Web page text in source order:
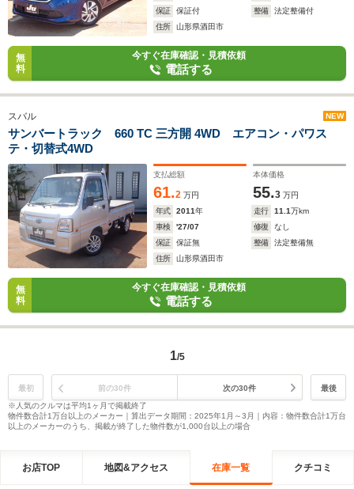
保証
保証付 整備
法定整備付
住所
山形県酒田市
無
料
今すぐ在庫確認・見積依頼
電話する
スバル NEW
サンバートラック 660 TC 三方開 4WD エアコン・パワス
テ・切替式4WD
支払総額
61.2 万円
本体価格
55.3 万円
年式
2011年 走行 11.1万km
車検
'27/07 修復
なし
保証
保証無 整備
法定整備無
住所
山形県酒田市
無
料
今すぐ在庫確認・見積依頼
電話する
1/5
最初 前の30件 次の30件
最後
※人気のクルマは平均1ヶ月で掲載終了
物件数合計1万台以上のメーカー｜算出データ期間：2025年1月～3月｜内容：物件数合計1万台
以上のメーカーのうち、掲載が終了した物件数が1,000台以上の場合
お店TOP 地図&アクセス 在庫一覧 クチコミ